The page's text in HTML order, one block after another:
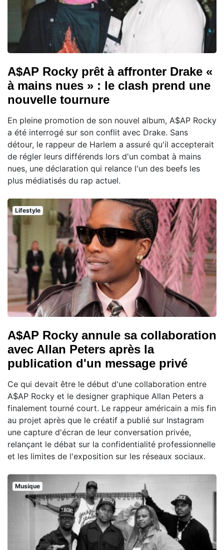
A$AP Rocky prêt à affronter Drake «
à mains nues » : le clash prend une
nouvelle tournure
En pleine promotion de son nouvel album, A$AP Rocky
a été interrogé sur son conflit avec Drake. Sans
détour, le rappeur de Harlem a assuré qu'il accepterait
de régler leurs différends lors d'un combat à mains
nues, une déclaration qui relance l'un des beefs les
plus médiatisés du rap actuel.
Lifestyle
A$AP Rocky annule sa collaboration
avec Allan Peters après la
publication d'un message privé
Ce qui devait être le début d'une collaboration entre
A$AP Rocky et le designer graphique Allan Peters a
finalement tourné court. Le rappeur américain a mis fin
au projet après que le créatif a publié sur Instagram
une capture d'écran de leur conversation privée,
relançant le débat sur la confidentialité professionnelle
et les limites de l'exposition sur les réseaux sociaux.
Musique